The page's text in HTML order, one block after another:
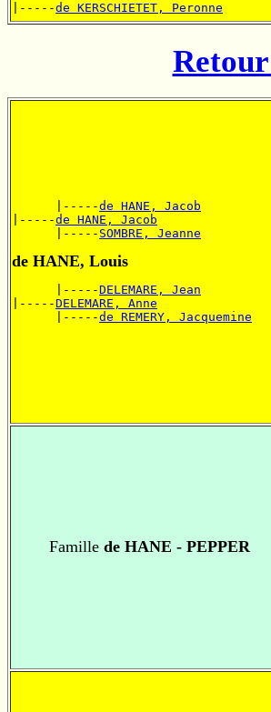
|-----de KERSCHIETET, Peronne
      |-----
de HANE, Jacob
|-----de HANE, Jacob
      |-----
SOMBRE, Jeanne
de HANE, Louis
      |-----
DELEMARE, Jean
|-----DELEMARE, Anne
      |-----
de REMERY, Jacquemine
Famille de HANE - PEPPER